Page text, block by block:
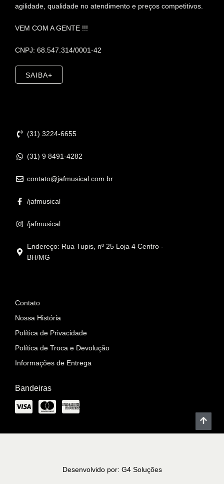
agilidade, qualidade no atendimento e preços competitivos.
VEM COM A GENTE !!!
CNPJ: 68.547.314/0001-42
SAIBA+
(31) 3224-6655
(31) 9 8491-4282
contato@jafmusical.com.br
/jafmusical
/jafmusical
Endereço: Rua Tupis, nº 25 Loja 4 Centro -
BH/MG
Contato
Nossa História
Política de Privacidade
Política de Troca e Devolução
Informações de Entrega
Bandeiras
Desenvolvido por: G4 Soluções